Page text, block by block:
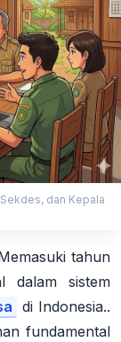
dan Kepala
tahun
dalam sistem
di Indonesia..
fundamental